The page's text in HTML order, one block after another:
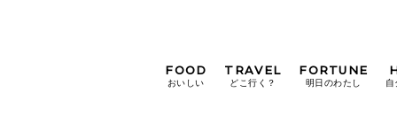
FOOD
おいしい
TRAVEL
どこ行く？
FORTUNE
明日のわたし 自